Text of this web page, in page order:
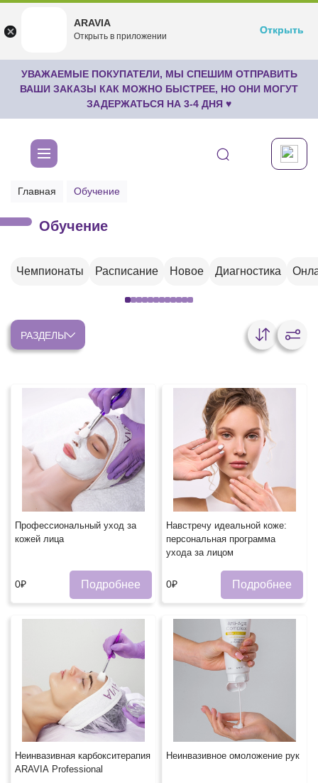
undefined
Бесплатноru.aravia.new
Открыть
УВАЖАЕМЫЕ ПОКУПАТЕЛИ, МЫ СПЕШИМ ОТПРАВИТЬ
ВАШИ ЗАКАЗЫ КАК МОЖНО БЫСТРЕЕ, НО ОНИ МОГУТ
ЗАДЕРЖАТЬСЯ НА 3-4 ДНЯ ♥
Главная Обучение
Обучение
Чемпионаты Расписание Новое Диагностика
РАЗДЕЛЫ
Профессиональный уход за
кожей лица
0₽ Подробнее
Навстречу идеальной коже:
персональная программа
ухода за лицом
0₽ Подробнее
Неинвазивная карбокситерапия
ARAVIA Professional
Неинвазивное омоложение рук
ARAVIA
Открыть в приложении
Открыть